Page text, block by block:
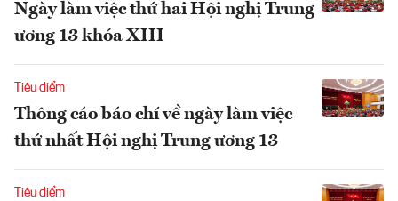
Ngày làm việc thứ hai Hội nghị Trung
ương 13 khóa XIII
Tiêu điểm
Thông cáo báo chí về ngày làm việc
thứ nhất Hội nghị Trung ương 13
Tiêu điểm